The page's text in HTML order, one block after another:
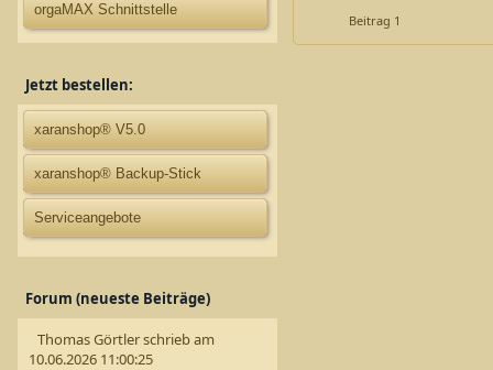
orgaMAX Schnittstelle
Jetzt bestellen:
xaranshop® V5.0
xaranshop® Backup-Stick
Serviceangebote
Forum (neueste Beiträge)
Thomas Görtler schrieb am
10.06.2026 11:00:25
Beitrag 1